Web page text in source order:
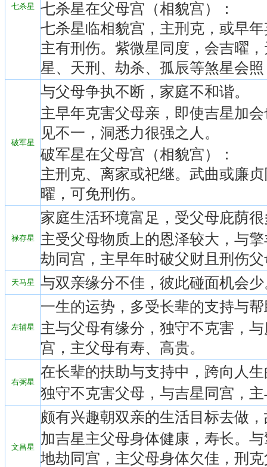
七杀星
七杀星在父母宫（相貌宫）：
七杀星临相貌宫，主刑克，或早
主有刑伤。紫微星同度，会吉曜
星、天刑、劫杀、孤辰等煞星会
破军星
与父母争执不断，家庭不和谐。
主早年克害父母亲，即使吉星加
见不一，洞悉力很强之人。
破军星在父母宫（相貌宫）：
主刑克、离家或祀继。武曲或廉
曜，可免刑伤。
禄存星
家庭生活环境富足，受父母庇荫
主受父母物质上的恩泽较大，与
劫同宫，主早年时破父财且刑伤
天马星 与双亲缘分不佳，彼此碰面机会
左辅星
一生的运势，多受长辈的支持与
主与父母有缘分，独守不克害，
宫，主父母有寿、高贵。
右弼星
在长辈的扶助与支持中，跨向人
独守不克害父母，与吉星同宫，
文昌星
颇有兴趣朝双亲的生活目标去做
加吉星主父母身体健康，寿长。
地劫同宫，主父母身体欠佳，刑